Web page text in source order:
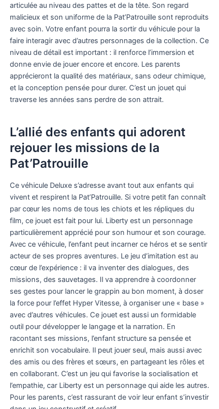
articulée au niveau des pattes et de la tête. Son regard
malicieux et son uniforme de la Pat’Patrouille sont reproduits
avec soin. Votre enfant pourra la sortir du véhicule pour la
faire interagir avec d’autres personnages de la collection. Ce
niveau de détail est important : il renforce l’immersion et
donne envie de jouer encore et encore. Les parents
apprécieront la qualité des matériaux, sans odeur chimique,
et la conception pensée pour durer. C’est un jouet qui
traverse les années sans perdre de son attrait.
L’allié des enfants qui adorent
rejouer les missions de la
Pat’Patrouille
Ce véhicule Deluxe s’adresse avant tout aux enfants qui
vivent et respirent la Pat’Patrouille. Si votre petit fan connaît
par cœur les noms de tous les chiots et les répliques du
film, ce jouet est fait pour lui. Liberty est un personnage
particulièrement apprécié pour son humour et son courage.
Avec ce véhicule, l’enfant peut incarner ce héros et se sentir
acteur de ses propres aventures. Le jeu d’imitation est au
cœur de l’expérience : il va inventer des dialogues, des
missions, des sauvetages. Il va apprendre à coordonner
ses gestes pour lancer le grappin au bon moment, à doser
la force pour l’effet Hyper Vitesse, à organiser une « base »
avec d’autres véhicules. Ce jouet est aussi un formidable
outil pour développer le langage et la narration. En
racontant ses missions, l’enfant structure sa pensée et
enrichit son vocabulaire. Il peut jouer seul, mais aussi avec
des amis ou des frères et sœurs, en partageant les rôles et
en collaborant. C’est un jeu qui favorise la socialisation et
l’empathie, car Liberty est un personnage qui aide les autres.
Pour les parents, c’est rassurant de voir leur enfant s’investir